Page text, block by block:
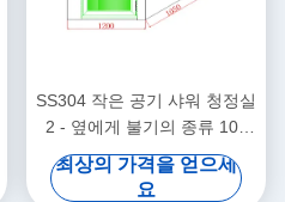
SS304 작은 공기 샤워 청정실
2 - 옆에게 불기의 종류 100
청정실
최상의 가격을 얻으세
요